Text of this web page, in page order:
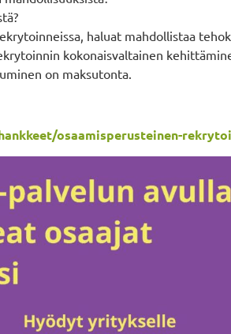
haluat mahdollistaa
kokonaisvaltainen
on maksutonta.
osaamisperusteinen-